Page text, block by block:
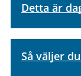
Detta är
Så väljer